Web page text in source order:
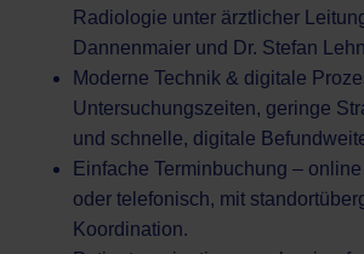
Radiologie unter ärztlicher
Dannenmaier und Dr. Stefan
Moderne Technik & digitale
Untersuchungszeiten, geringe
und schnelle, digitale
Einfache Terminbuchung –
oder telefonisch, mit
Koordination.